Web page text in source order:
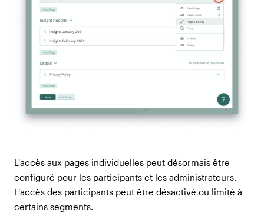
L'accès aux pages individuelles peut désormais être
configuré pour les participants et les administrateurs.
L'accès des participants peut être désactivé ou limité à
certains segments.